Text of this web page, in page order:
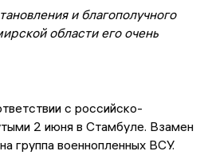
и благополучного
области его очень
с российско-
2 июня в Стамбуле. Взамен
группа военнопленных ВСУ.